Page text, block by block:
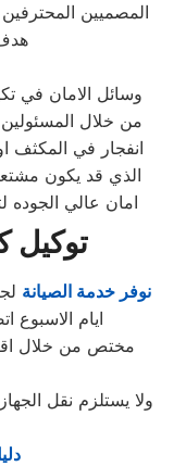
المصميين
وسائل الامان في
من خلال
انفجار في المكثف
الذي قد يكون
امان عالي
توكيل
نوفر خدمة الصيانة
ايام
مختص من خلال
ولا يستلزم نقل